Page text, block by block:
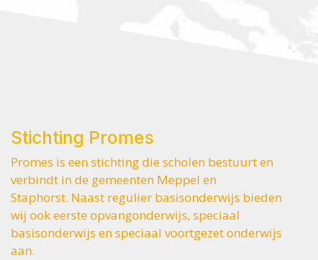
Stichting Promes
Promes is een stichting die scholen bestuurt en
verbindt in de gemeenten Meppel en
Staphorst. Naast regulier basisonderwijs bieden
wij ook eerste opvangonderwijs, speciaal
basisonderwijs en speciaal voortgezet onderwijs
aan.